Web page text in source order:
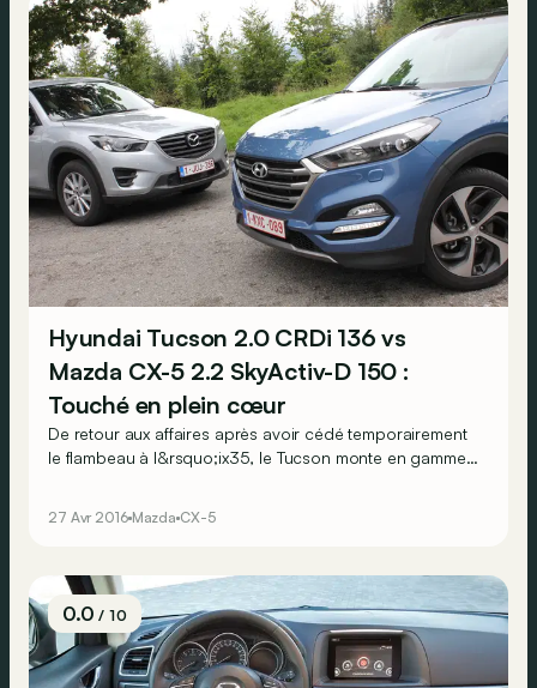
Hyundai Tucson 2.0 CRDi 136 vs
Mazda CX-5 2.2 SkyActiv-D 150 :
Touché en plein cœur
De retour aux affaires après avoir cédé temporairement
le flambeau à l&rsquo;ix35, le Tucson monte en gamme
Lequel de ces deux SUV parviendra-t-il à nous toucher
27 Avr 2016 Mazda CX-5
0.0/ 10